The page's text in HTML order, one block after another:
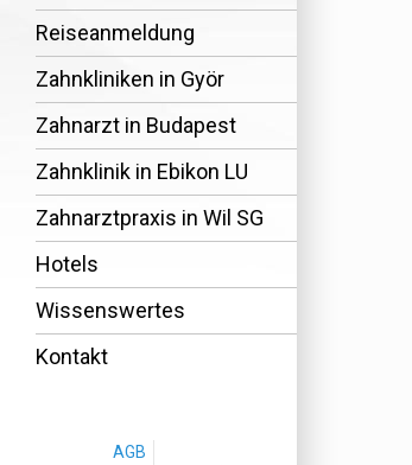
Reiseanmeldung
Zahnkliniken in Györ
Zahnarzt in Budapest
Zahnklinik in Ebikon LU
Zahnarztpraxis in Wil SG
Hotels
Wissenswertes
Kontakt
AGB